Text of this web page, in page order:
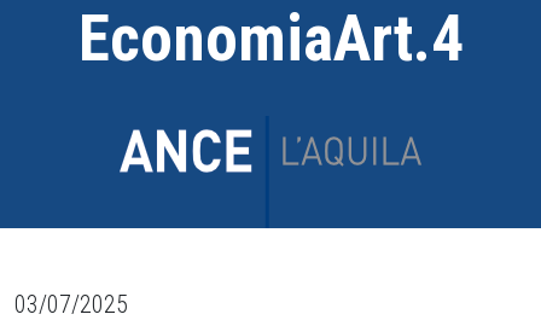
EconomiaArt.4
03/07/2025